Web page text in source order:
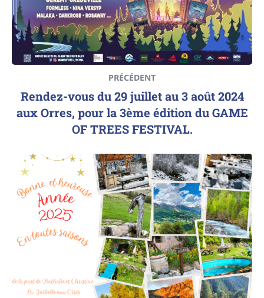
PRÉCÉDENT
Rendez-vous du 29 juillet au 3 août 2024
aux Orres, pour la 3ème édition du GAME
OF TREES FESTIVAL.